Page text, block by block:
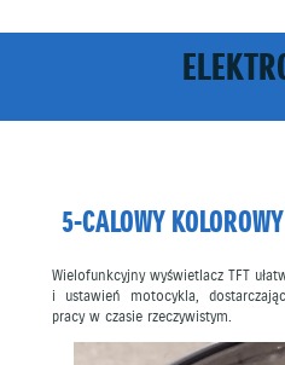
5-CALOWY
Wielofunkcyjny wyświetlacz TFT
i ustawień motocykla,
pracy w czasie rzeczywistym.